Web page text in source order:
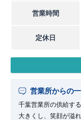
営業時間
定休日
営業所からの
千葉営業所の供給す
大きくし、笑顔が溢